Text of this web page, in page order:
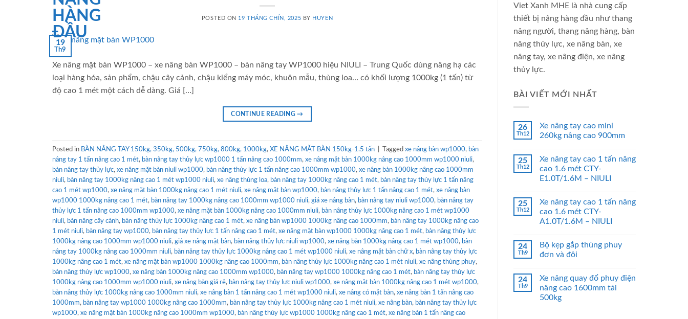
POSTED ON 19 THÁNG CHÍN, 2025 BY HUYEN
19
Th9
Xe nâng mặt bàn WP1000 – xe nâng bàn WP1000 – bàn nâng tay WP1000 hiệu NIULI – Trung Quốc dùng nâng hạ các
loại hàng hóa, sản phẩm, chậu cây cảnh, chậu kiểng máy móc, khuôn mẫu, thùng loa… có khối lượng 1000kg (1 tấn) từ
độ cao 1 mét một cách dễ dàng. Giá […]
CONTINUE READING→
Posted in BÀN NÂNG TAY 150kg, 350kg, 500kg, 750kg, 800kg, 1000kg, XE NÂNG MẶT BÀN 150kg-1.5 tấn Tagged xe nâng bàn wp1000, bàn
nâng tay 1 tấn nâng cao 1 mét, bàn nâng tay thủy lực wp1000 1 tấn nâng cao 1000mm, xe nâng mặt bàn 1000kg nâng cao 1000mm wp1000 niuli,
bàn nâng tay thủy lực, xe nâng mặt bàn niuli wp1000, bàn nâng thủy lực 1 tấn nâng cao 1000mm wp1000, xe nâng bàn 1000kg nâng cao 1000mm
niuli, bàn nâng tay 1000kg nâng cao 1 mét wp1000 niuli, xe nâng thùng loa, bàn nâng tay 1000kg nâng cao 1 mét, bàn nâng tay thủy lực 1 tấn nâng
cao 1 mét wp1000, xe nâng mặt bàn 1000kg nâng cao 1 mét niuli, xe nâng mặt bàn wp1000, bàn nâng thủy lực 1 tấn nâng cao 1 mét, xe nâng bàn
wp1000 1000kg nâng cao 1 mét, bàn nâng tay 1000kg nâng cao 1000mm wp1000 niuli, giá xe nâng bàn, bàn nâng tay niuli wp1000, bàn nâng tay
thủy lực 1 tấn nâng cao 1000mm wp1000, xe nâng mặt bàn 1000kg nâng cao 1000mm niuli, bàn nâng thủy lực 1000kg nâng cao 1 mét wp1000
niuli, bàn nâng cây cành, bàn nâng thủy lực 1000kg nâng cao 1 mét, xe nâng bàn wp1000 1000kg nâng cao 1000mm, bàn nâng tay 1000kg nâng cao
1 mét niuli, bàn nâng tay wp1000, bàn nâng tay thủy lực 1 tấn nâng cao 1 mét, xe nâng mặt bàn wp1000 1000kg nâng cao 1 mét, bàn nâng thủy lực
1000kg nâng cao 1000mm wp1000 niuli, giá xe nâng mặt bàn, bàn nâng thủy lực niuli wp1000, xe nâng bàn 1000kg nâng cao 1 mét wp1000, bàn
nâng tay 1000kg nâng cao 1000mm niuli, bàn nâng tay thủy lực 1000kg nâng cao 1 mét wp1000 niuli, xe nâng mặt bàn chữ x, bàn nâng tay thủy lực
1000kg nâng cao 1 mét, xe nâng mặt bàn wp1000 1000kg nâng cao 1000mm, bàn nâng thủy lực 1000kg nâng cao 1 mét niuli, xe nâng thùng phuy,
bàn nâng thủy lực wp1000, xe nâng bàn 1000kg nâng cao 1000mm wp1000, bàn nâng tay wp1000 1000kg nâng cao 1 mét, bàn nâng tay thủy lực
1000kg nâng cao 1000mm wp1000 niuli, xe nâng bàn giá rẻ, bàn nâng tay thủy lực niuli wp1000, xe nâng mặt bàn 1000kg nâng cao 1 mét wp1000,
bàn nâng thủy lực 1000kg nâng cao 1000mm niuli, xe nâng bàn 1 tấn nâng cao 1 mét wp1000 niuli, xe nâng có mặt bàn, xe nâng bàn 1 tấn nâng cao
1000mm, bàn nâng tay wp1000 1000kg nâng cao 1000mm, bàn nâng tay thủy lực 1000kg nâng cao 1 mét niuli, xe nâng bàn, bàn nâng tay thủy lực
wp1000, xe nâng mặt bàn 1000kg nâng cao 1000mm wp1000, bàn nâng thủy lực wp1000 1000kg nâng cao 1 mét, xe nâng bàn 1 tấn nâng cao
Viet Xanh MHE là nhà cung cấp
thiết bị nâng hàng đầu như thang
nâng người, thang nâng hàng, bàn
nâng thủy lực, xe nâng bàn, xe
nâng tay, xe nâng điện, xe nâng
thủy lực.
BÀI VIẾT MỚI NHẤT
26
Th12
Xe nâng tay cao mini
260kg nâng cao 900mm
25
Th12
Xe nâng tay cao 1 tấn nâng
cao 1.6 mét CTY-
E1.0T/1.6M – NIULI
25
Th12
Xe nâng tay cao 1 tấn nâng
cao 1.6 mét CTY-
A1.0T/1.6M – NIULI
24
Th9
Bộ kẹp gắp thùng phuy
đơn và đôi
24
Th9
Xe nâng quay đổ phuy điện
nâng cao 1600mm tải
500kg